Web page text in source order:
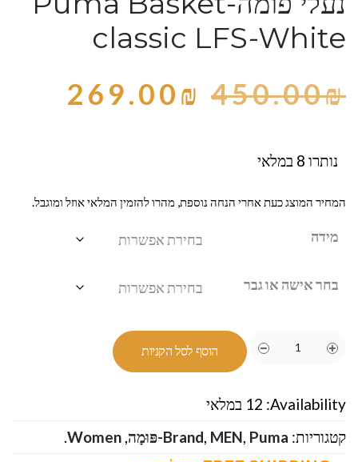
classic LFS-White
450.00₪
269.00₪
נותרו 8 במלאי
המחיר המוצג כעת אחרי הנחה נוספת, מהרו להזמין המלאי אוזל ומוגבל.
מידה
בחר אישה או גבר
הוסף לסל הקניות
Availability: 12 במלאי
קטגוריות:
Brand, MEN, Puma-פּוּמָה ,
Women
.